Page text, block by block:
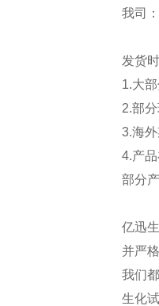
我司
发货
1.大
2.部
3.海
4.产
部分
亿迅
并严
我们
生化